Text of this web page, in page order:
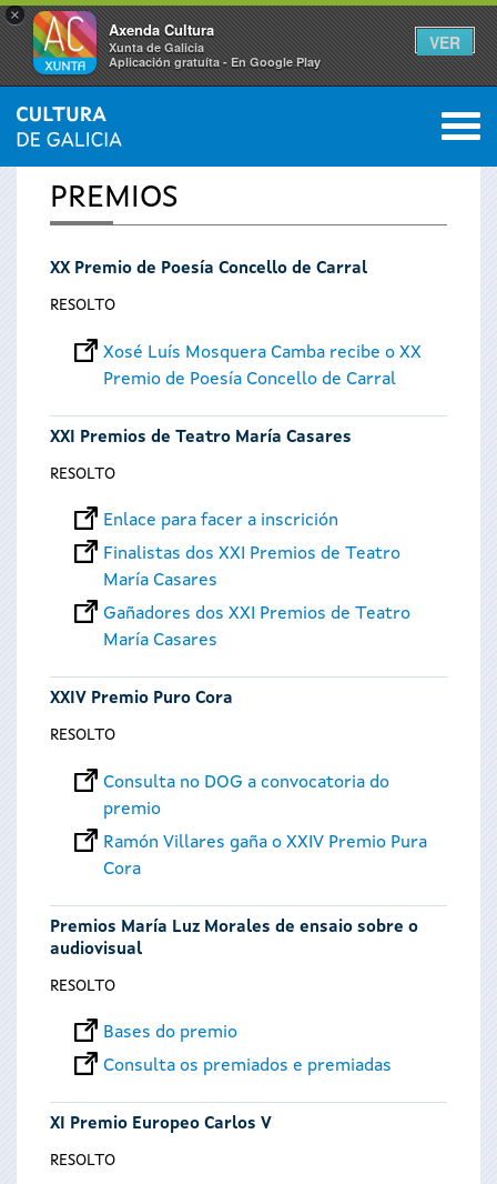
×
Axenda Cultura
Xunta de Galicia
Aplicación gratuíta - En Google Play
VER
Vostede
está
aquí
INICIO 0
PREMIOS
XX Premio de Poesía Concello de Carral
RESOLTO
Xosé Luís Mosquera Camba recibe o XX
Premio de Poesía Concello de Carral
XXI Premios de Teatro María Casares
RESOLTO
Enlace para facer a inscrición
Finalistas dos XXI Premios de Teatro
María Casares
Gañadores dos XXI Premios de Teatro
María Casares
XXIV Premio Puro Cora
RESOLTO
Consulta no DOG a convocatoria do
premio
Ramón Villares gaña o XXIV Premio Pura
Cora
Premios María Luz Morales de ensaio sobre o
audiovisual
RESOLTO
Bases do premio
Consulta os premiados e premiadas
XI Premio Europeo Carlos V
RESOLTO